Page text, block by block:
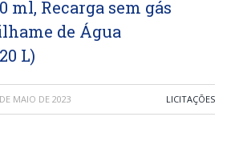
ml, Recarga sem gás
de Água
L)
MAIO DE 2023 LICITAÇÕES